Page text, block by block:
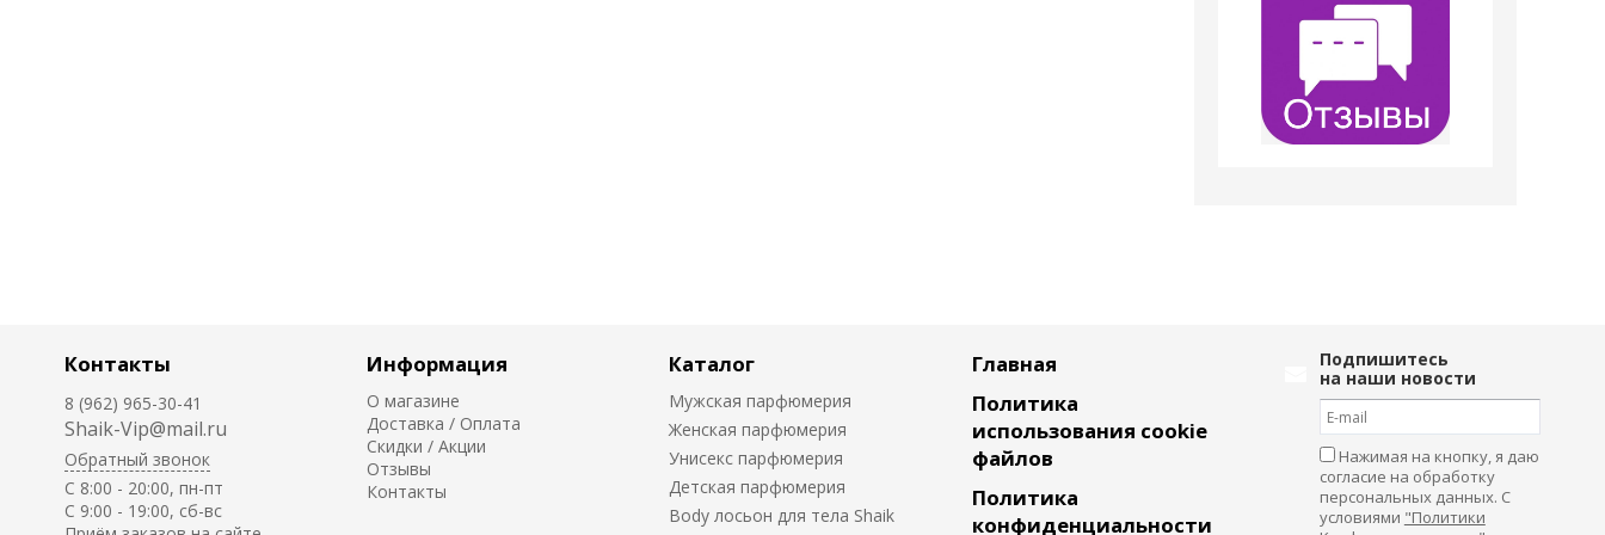
Контакты
8 (962) 965-30-41
Shaik-Vip@mail.ru
Обратный звонок
C 8:00 - 20:00, пн-пт
С 9:00 - 19:00, сб-вс
Информация
О магазине
Доставка / Оплата
Скидки / Акции
Отзывы
Контакты
Каталог
Мужская парфюмерия
Женская парфюмерия
Унисекс парфюмерия
Детская парфюмерия
Body лосьон для тела Shaik
Главная
Политика
использования cookie
файлов
Политика
конфиденциальности
Подпишитесь
на наши новости
Нажимая на кнопку, я даю
согласие на обработку
персональных данных. С
условиями "Политики